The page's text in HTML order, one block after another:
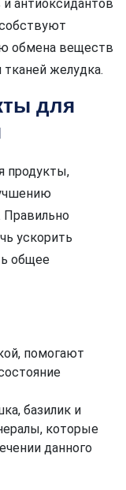
антиоксидантов
обмена веществ
желудка.
для
продукты,
Правильно
ускорить
общее
помогают
базилик и
которые
данного